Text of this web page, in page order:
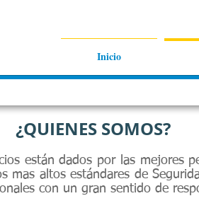
Inicio
¿QUIENES SOMOS?
están dados por las mejores
mas altos estándares de
con un gran sentido de